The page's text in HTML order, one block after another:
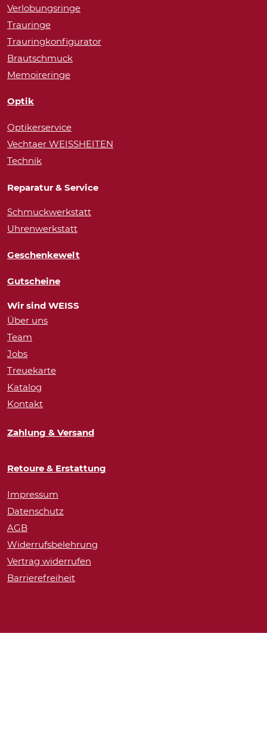
Verlobungsringe
Trauringe
Trauringkonfigurator
Brautschmuck
Memoireringe
Optik
Optikerservice
Vechtaer WEISSHEITEN
Technik
Reparatur & Service
Schmuckwerkstatt
Uhrenwerkstatt
Geschenkewelt
Gutscheine
Wir sind WEISS
Über uns
Team
Jobs
Treuekarte
Katalog
Kontakt
Zahlung & Versand
Retoure & Erstattung
Impressum
Datenschutz
AGB
Widerrufsbelehrung
Vertrag widerrufen
Barrierefreiheit